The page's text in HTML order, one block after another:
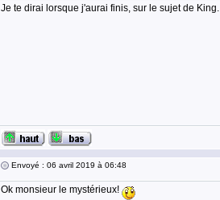
Je te dirai lorsque j'aurai finis, sur le sujet de King.
Envoyé : 06 avril 2019 à 06:48
Ok monsieur le mystérieux!